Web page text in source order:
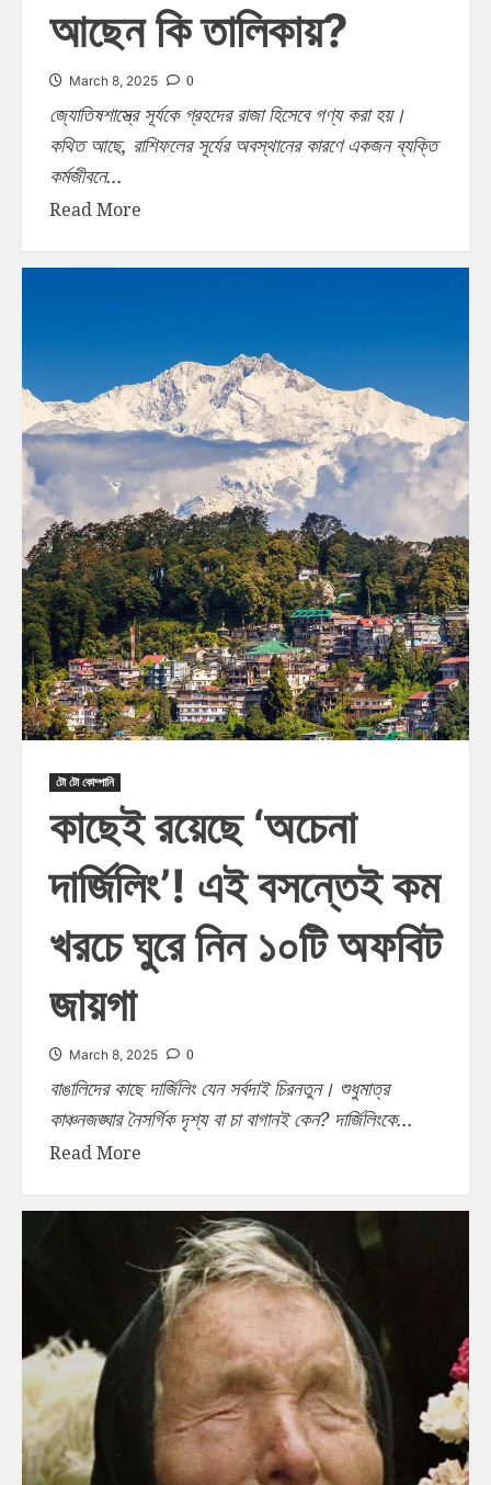
আছেন কি তালিকায়?
March 8, 2025 0
জ্যোতিষশাস্ত্রে সূর্যকে গ্রহদের রাজা হিসেবে গণ্য করা হয়।
কথিত আছে, রাশিফলের সূর্যের অবস্থানের কারণে একজন ব্যক্তি
কর্মজীবনে...
Read More
টো টো কোম্পানি
কাছেই রয়েছে ‘অচেনা
দার্জিলিং’! এই বসন্তেই কম
খরচে ঘুরে নিন ১০টি অফবিট
জায়গা
March 8, 2025 0
বাঙালিদের কাছে দার্জিলিং যেন সর্বদাই চিরনতুন। শুধুমাত্র
কাঞ্চনজঙ্ঘার নৈসর্গিক দৃশ্য বা চা বাগানই কেন? দার্জিলিংকে...
Read More